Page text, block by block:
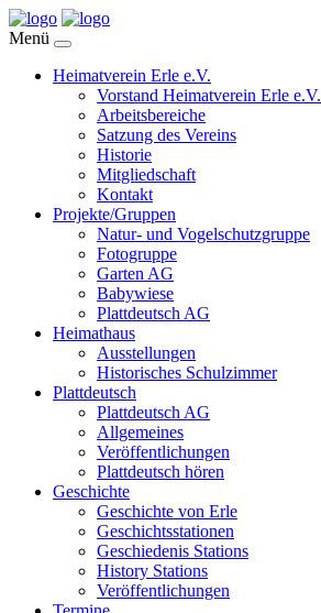
Menü
Heimatverein Erle e.V.
Vorstand Heimatverein Erle e.V.
Arbeitsbereiche
Satzung des Vereins
Historie
Mitgliedschaft
Kontakt
Projekte/Gruppen
Natur- und Vogelschutzgruppe
Fotogruppe
Garten AG
Babywiese
Plattdeutsch AG
Heimathaus
Ausstellungen
Historisches Schulzimmer
Plattdeutsch
Plattdeutsch AG
Allgemeines
Veröffentlichungen
Plattdeutsch hören
Geschichte
Geschichte von Erle
Geschichtsstationen
Geschiedenis Stations
History Stations
Veröffentlichungen